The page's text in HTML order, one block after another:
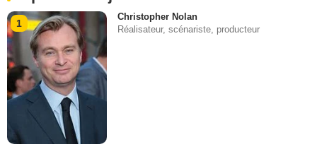
1
Christopher Nolan
Réalisateur, scénariste, producteur